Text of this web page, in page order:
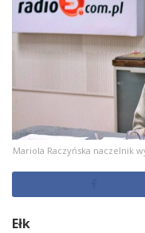
Mariola Raczyńska naczelnik
Ełk